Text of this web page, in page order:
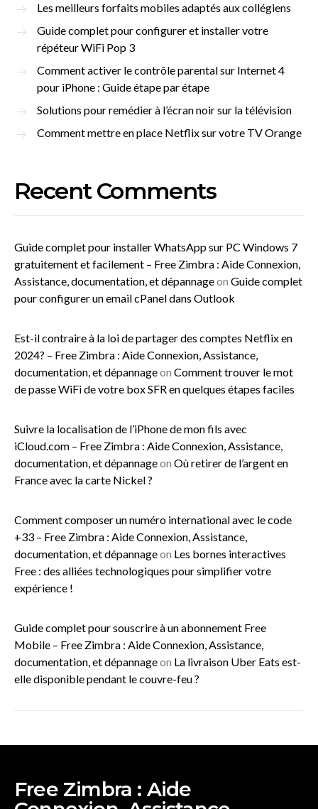
Les meilleurs forfaits mobiles adaptés aux collégiens
Guide complet pour configurer et installer votre
répéteur WiFi Pop 3
Comment activer le contrôle parental sur Internet 4
pour iPhone : Guide étape par étape
Solutions pour remédier à l’écran noir sur la télévision
Comment mettre en place Netflix sur votre TV Orange
Recent Comments
Guide complet pour installer WhatsApp sur PC Windows 7
gratuitement et facilement – Free Zimbra : Aide Connexion,
Assistance, documentation, et dépannageon Guide complet
pour configurer un email cPanel dans Outlook
Est-il contraire à la loi de partager des comptes Netflix en
2024? – Free Zimbra : Aide Connexion, Assistance,
documentation, et dépannageon Comment trouver le mot
de passe WiFi de votre box SFR en quelques étapes faciles
Suivre la localisation de l’iPhone de mon fils avec
iCloud.com – Free Zimbra : Aide Connexion, Assistance,
documentation, et dépannageon Où retirer de l’argent en
France avec la carte Nickel ?
Comment composer un numéro international avec le code
+33 – Free Zimbra : Aide Connexion, Assistance,
documentation, et dépannageon Les bornes interactives
Free : des alliées technologiques pour simplifier votre
expérience !
Guide complet pour souscrire à un abonnement Free
Mobile – Free Zimbra : Aide Connexion, Assistance,
documentation, et dépannageon La livraison Uber Eats est-
elle disponible pendant le couvre-feu ?
Free Zimbra : Aide